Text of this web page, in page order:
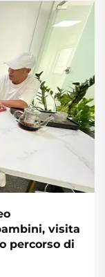
visita
percorso di